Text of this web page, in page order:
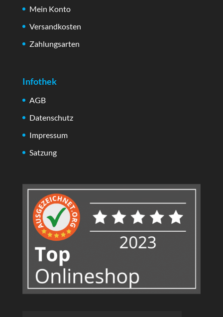
Mein Konto
Versandkosten
Zahlungsarten
Infothek
AGB
Datenschutz
Impressum
Satzung